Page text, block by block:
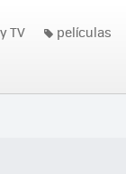
TV películas